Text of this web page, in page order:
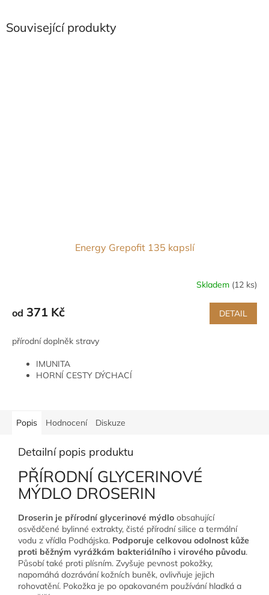
Související produkty
Energy Grepofit 135 kapslí
produktu
je
z
hvězdiček.
Skladem (12 ks)
od 371 Kč DETAIL
přírodní doplněk stravy
IMUNITA
HORNÍ CESTY DÝCHACÍ
Popis Hodnocení Diskuze
Detailní popis produktu
PŘÍRODNÍ GLYCERINOVÉ
MÝDLO DROSERIN
Droserin je přírodní glycerinové mýdlo obsahující
osvědčené bylinné extrakty, čisté přírodní silice a termální
vodu z vřídla Podhájska. Podporuje celkovou odolnost kůže
proti běžným vyrážkám bakteriálního i virového původu.
Působí také proti plísním. Zvyšuje pevnost pokožky,
napomáhá dozrávání kožních buněk, ovlivňuje jejich
rohovatění. Pokožka je po opakovaném používání hladká a